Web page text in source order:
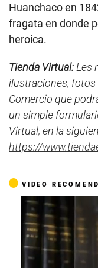
Huanchaco en
fragata en donde
heroica.
Tienda Virtual: Les
ilustraciones, fotos
Comercio que
un simple
Virtual, en la
https://
VIDEO